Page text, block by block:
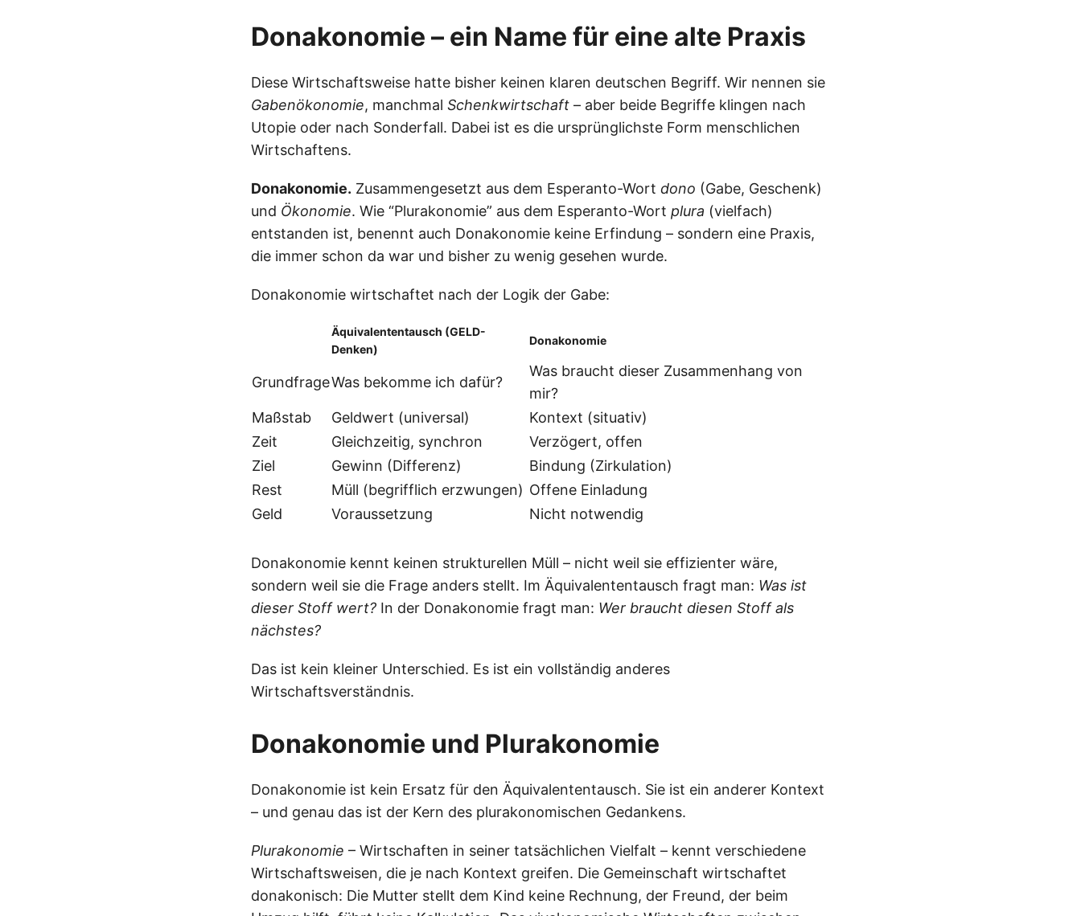
Donakonomie – ein Name für eine alte Praxis
Diese Wirtschaftsweise hatte bisher keinen klaren deutschen Begriff. Wir nennen sie
Gabenökonomie, manchmal Schenkwirtschaft – aber beide Begriffe klingen nach
Utopie oder nach Sonderfall. Dabei ist es die ursprünglichste Form menschlichen
Wirtschaftens.
Donakonomie. Zusammengesetzt aus dem Esperanto-Wort dono (Gabe, Geschenk)
und Ökonomie. Wie “Plurakonomie” aus dem Esperanto-Wort plura (vielfach)
entstanden ist, benennt auch Donakonomie keine Erfindung – sondern eine Praxis,
die immer schon da war und bisher zu wenig gesehen wurde.
Donakonomie wirtschaftet nach der Logik der Gabe:
Äquivalententausch (GELD-
Denken)
Donakonomie
GrundfrageWas bekomme ich dafür?
Was braucht dieser Zusammenhang von
mir?
Maßstab
Geldwert (universal)
Kontext (situativ)
Zeit
Gleichzeitig, synchron
Verzögert, offen
Ziel
Gewinn (Differenz)
Bindung (Zirkulation)
Rest
Müll (begrifflich erzwungen) Offene Einladung
Geld
Voraussetzung Nicht notwendig
Donakonomie kennt keinen strukturellen Müll – nicht weil sie effizienter wäre,
sondern weil sie die Frage anders stellt. Im Äquivalententausch fragt man: Was ist
dieser Stoff wert? In der Donakonomie fragt man: Wer braucht diesen Stoff als
nächstes?
Das ist kein kleiner Unterschied. Es ist ein vollständig anderes
Wirtschaftsverständnis.
Donakonomie und Plurakonomie
Donakonomie ist kein Ersatz für den Äquivalententausch. Sie ist ein anderer Kontext
– und genau das ist der Kern des plurakonomischen Gedankens.
Plurakonomie – Wirtschaften in seiner tatsächlichen Vielfalt – kennt verschiedene
Wirtschaftsweisen, die je nach Kontext greifen. Die Gemeinschaft wirtschaftet
donakonisch: Die Mutter stellt dem Kind keine Rechnung, der Freund, der beim